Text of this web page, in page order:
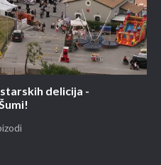
delicija -